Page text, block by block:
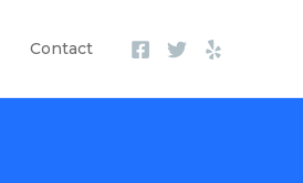
Contact